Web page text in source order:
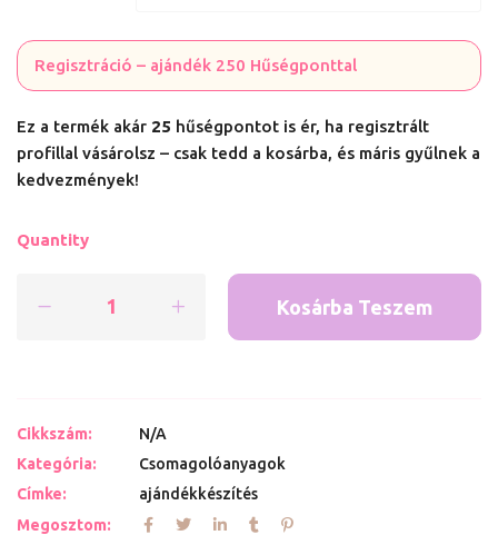
Regisztráció – ajándék 250 Hűségponttal
Ez a termék akár 25 hűségpontot is ér, ha regisztrált
profillal vásárolsz – csak tedd a kosárba, és máris gyűlnek a
kedvezmények!
Quantity
Kosárba Teszem
Cikkszám:
N/A
Kategória:
Csomagolóanyagok
Címke:
ajándékkészítés
Megosztom: